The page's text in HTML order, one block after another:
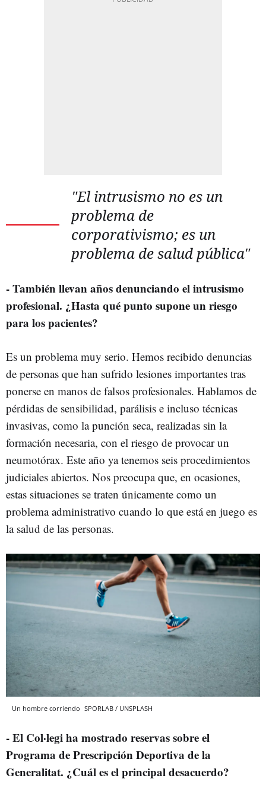
"El intrusismo no es un
problema de
corporativismo; es un
problema de salud pública"
- También llevan años denunciando el intrusismo
profesional. ¿Hasta qué punto supone un riesgo
para los pacientes?
Es un problema muy serio. Hemos recibido denuncias
de personas que han sufrido lesiones importantes tras
ponerse en manos de falsos profesionales. Hablamos de
pérdidas de sensibilidad, parálisis e incluso técnicas
invasivas, como la punción seca, realizadas sin la
formación necesaria, con el riesgo de provocar un
neumotórax. Este año ya tenemos seis procedimientos
judiciales abiertos. Nos preocupa que, en ocasiones,
estas situaciones se traten únicamente como un
problema administrativo cuando lo que está en juego es
la salud de las personas.
Un hombre corriendo SPORLAB / UNSPLASH
- El Col·legi ha mostrado reservas sobre el
Programa de Prescripción Deportiva de la
Generalitat. ¿Cuál es el principal desacuerdo?